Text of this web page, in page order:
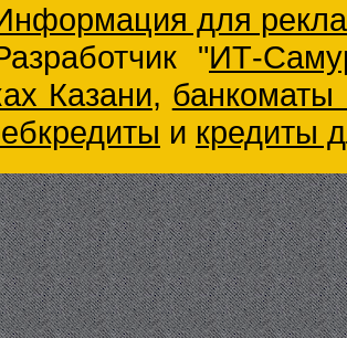
для
"ИТ-
Казани, банкоматы
и кредиты